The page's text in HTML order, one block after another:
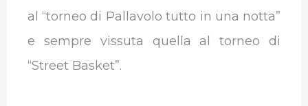
al “torneo di Pallavolo tutto in una notta”
e sempre vissuta quella al torneo di
“Street Basket”.